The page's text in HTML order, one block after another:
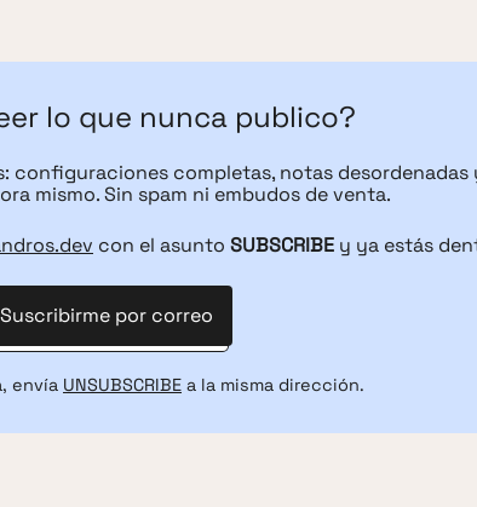
lo que nunca publico?
configuraciones completas, notas desordenadas
mismo. Sin spam ni embudos de venta.
con el asunto SUBSCRIBE y ya estás
Suscribirme por correo
envía UNSUBSCRIBE a la misma dirección.